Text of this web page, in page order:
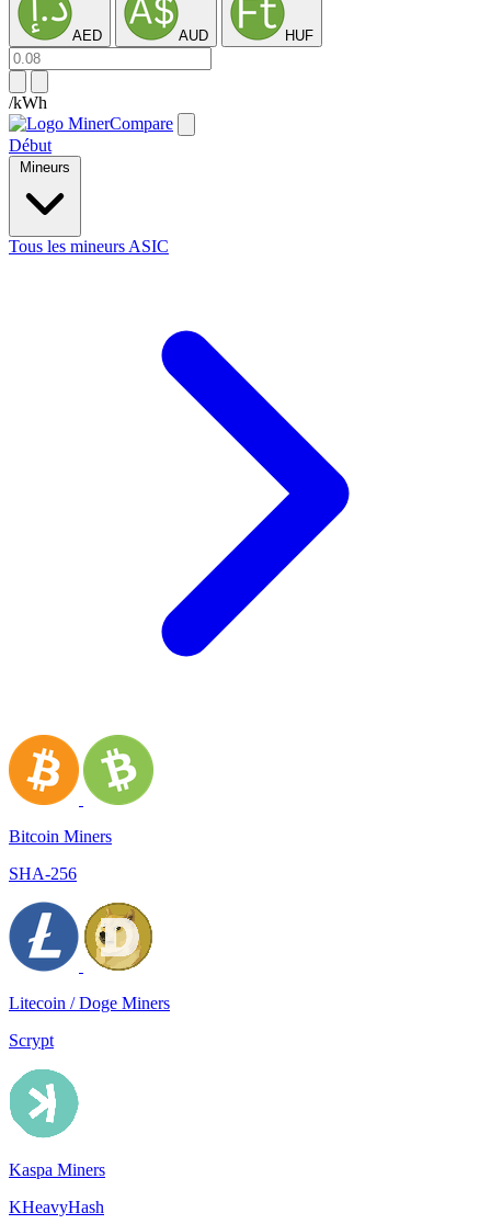
AED AUD HUF
/kWh
Début
Mineurs
Tous les mineurs ASIC
Bitcoin Miners
SHA-256
Litecoin / Doge Miners
Scrypt
Kaspa Miners
KHeavyHash